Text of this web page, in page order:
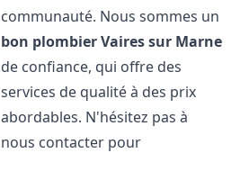
communauté. Nous sommes un
bon plombierVaires sur Marne
de confiance, qui offre des
services de qualité à des prix
abordables. N'hésitez pas à
nous contacter pour